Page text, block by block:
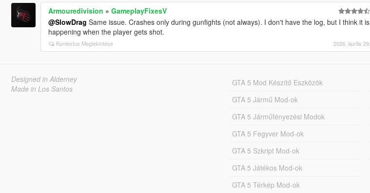
Armouredivision » GameplayFixesV
@SlowDrag Same issue. Crashes only during gunfights (not always). I don't have the log, but I think it is
happening when the player gets shot.
Kontextus Megtekintése 2026. április 29.
Designed in Alderney
Made in Los Santos
GTA 5 Mod Készítő Eszközök
GTA 5 Jármű Mod-ok
GTA 5 Járműfényezési Modok
GTA 5 Fegyver Mod-ok
GTA 5 Szkript Mod-ok
GTA 5 Játékos Mod-ok
GTA 5 Térkép Mod-ok